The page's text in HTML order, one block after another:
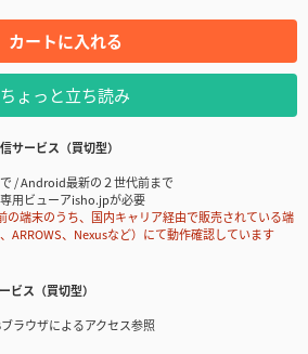
カートに入れる
ちょっと立ち読み
サービス（買切型）
/ Android最新の２世代前まで
用ビューアisho.jpが必要
端末のうち、国内キャリア経由で販売されている端
ARROWS、Nexusなど）にて動作確認しています
ビス（買切型）
ラウザによるアクセス参照